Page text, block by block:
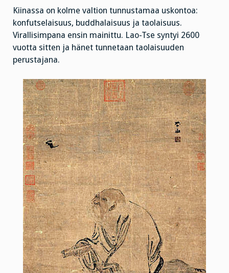
Kiinassa on kolme valtion tunnustamaa uskontoa:
konfutselaisuus, buddhalaisuus ja taolaisuus.
Virallisimpana ensin mainittu. Lao-Tse syntyi 2600
vuotta sitten ja hänet tunnetaan taolaisuuden
perustajana.